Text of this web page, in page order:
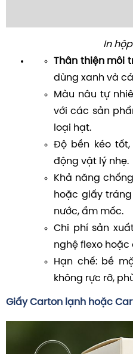
In
Thân thiện môi
dùng xanh và
Màu nâu tự
với các sản
loại hạt.
Độ bền kéo
động vật lý nhẹ.
Khả năng
hoặc giấy
nước, ẩm mốc.
Chi phí sản
nghệ flexo hoặc
Hạn chế: bề
không rực rỡ,
Giấy Carton lạnh hoặc